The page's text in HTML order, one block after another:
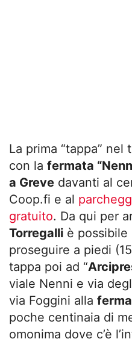
La prima “tappa”
con la fermata
a Greve davanti al
Coop.fi e al
gratuito. Da qui per
Torregalli è possibile
proseguire a piedi
tappa poi ad “
viale Nenni e via
via Foggini alla
poche centinaia di
omonima dove c’è